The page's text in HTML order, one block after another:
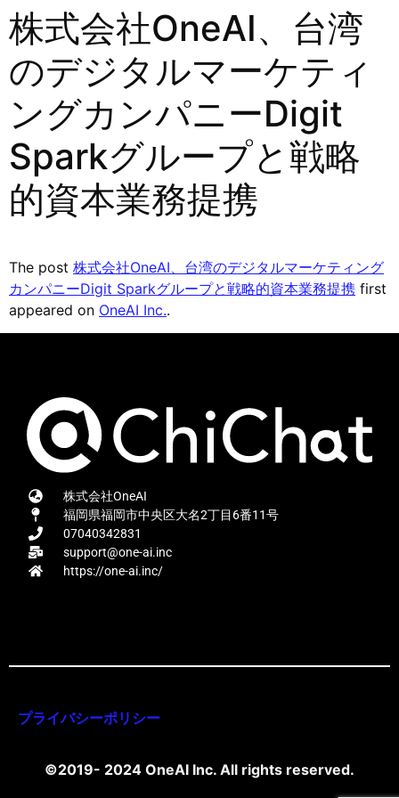
株式会社OneAI、台湾
のデジタルマーケティ
ングカンパニーDigit
Sparkグループと戦略
的資本業務提携
The post 株式会社OneAI、台湾のデジタルマーケティング
カンパニーDigit Sparkグループと戦略的資本業務提携 first
appeared on OneAI Inc..
株式会社OneAI
福岡県福岡市中央区大名2丁目6番11号
07040342831
support@one-ai.inc
https://one-ai.inc/
プライバシーポリシー
©2019- 2024 OneAI Inc. All rights reserved.